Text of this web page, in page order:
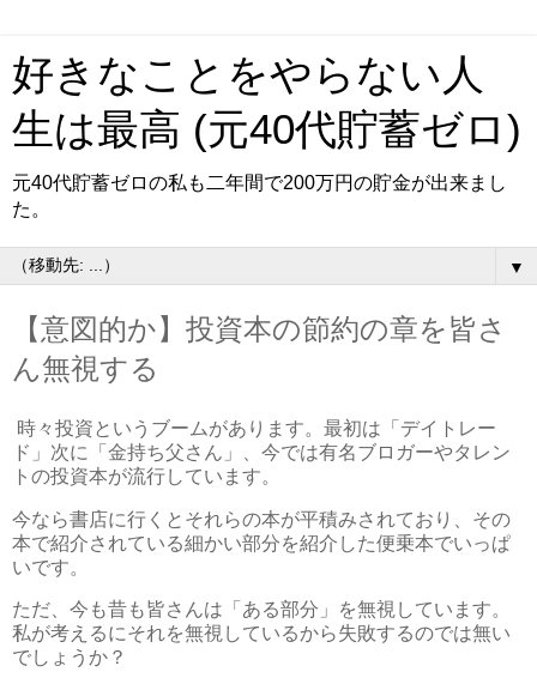
好きなことをやらない人
生は最高 (元40代貯蓄ゼロ)
元40代貯蓄ゼロの私も二年間で200万円の貯金が出来まし
た。
▼
【意図的か】投資本の節約の章を皆さ
ん無視する
時々投資というブームがあります。最初は「デイトレー
ド」次に「金持ち父さん」、今では有名ブロガーやタレン
トの投資本が流行しています。
今なら書店に行くとそれらの本が平積みされており、その
本で紹介されている細かい部分を紹介した便乗本でいっぱ
いです。
ただ、今も昔も皆さんは「ある部分」を無視しています。
私が考えるにそれを無視しているから失敗するのでは無い
でしょうか？